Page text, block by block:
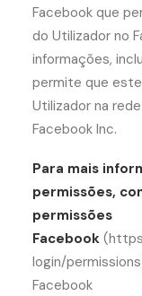
Facebook que
do Utilizador no
informações,
permite que
Utilizador na
Facebook Inc.
Para mais
permissões,
permissões
Facebook
login/
Facebook